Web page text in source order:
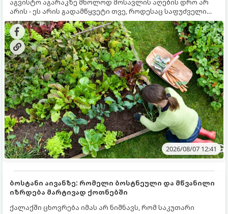
აგვისტო აგარაკზე მხოლოდ მოსავლის აღების დრო არ
არის - ეს არის გადამწყვეტი თვე, როდესაც საფუძველი
ეყრება მომავალი წლის მოსავალს და ბაღი მზადდება
შემოდგომა-ზამთრის სეზონისთვის. იმისათვის, რომ
ნიადაგმა ენერგია აღიდგინოს, ხოლო მცენარეებმა
ზამთარს გაუძლონ, აგვისტოს ბოლომდე 5
მნიშვნელოვანი საქმის გაკეთება უნდა მოასწროთ:
2026/08/07 12:41
ბოსტანი აივანზე: რომელი ბოსტნეული და მწვანილი
იზრდება მარტივად ქოთნებში
ქალაქში ცხოვრება იმას არ ნიშნავს, რომ საკუთარი